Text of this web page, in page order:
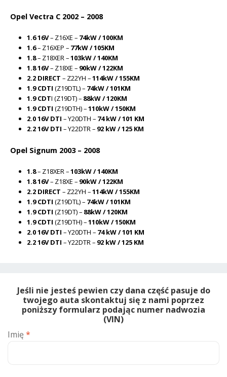
Opel Vectra C 2002 – 2008
1.6 16V– Z16XE – 74kW / 100KM
1.6– Z16XEP – 77kW / 105KM
1.8– Z18XER –103kW / 140KM
1.8 16V– Z18XE – 90kW / 122KM
2.2 DIRECT – Z22YH –114kW / 155KM
1.9 CDTI (Z19DTL) – 74kW / 101KM
1.9 CDTI (Z19DT) – 88kW / 120KM
1.9 CDTI (Z19DTH) –110kW / 150KM
2.0 16V DTI – Y20DTH – 74 kW / 101 KM
2.2 16V DTI – Y22DTR – 92 kW / 125 KM
Opel Signum 2003 – 2008
1.8– Z18XER –103kW / 140KM
1.8 16V– Z18XE – 90kW / 122KM
2.2 DIRECT – Z22YH –114kW / 155KM
1.9 CDTI (Z19DTL) – 74kW / 101KM
1.9 CDTI (Z19DT) – 88kW / 120KM
1.9 CDTI (Z19DTH) –110kW / 150KM
2.0 16V DTI – Y20DTH – 74 kW / 101 KM
2.2 16V DTI – Y22DTR – 92 kW / 125 KM
Jeśli nie jesteś pewien czy dana część pasuje do
twojego auta skontaktuj się z nami poprzez
poniższy formularz podając numer nadwozia
(VIN)
Imię *